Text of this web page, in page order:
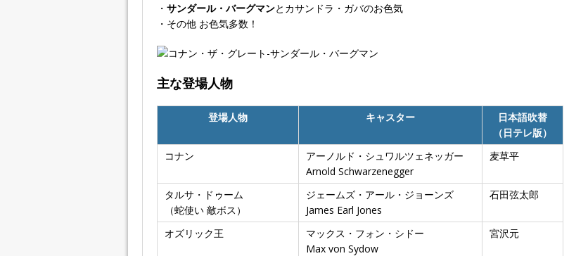
・ サンダール・バーグマンとカサンドラ・ガバのお色気
・その他 お色気多数！
主な登場人物
登場人物 キャスター
日本語吹替
（日テレ版）
コナン
アーノルド・シュワルツェネッガー
Arnold Schwarzenegger
麦草平
タルサ・ドゥーム
（蛇使い 敵ボス）
ジェームズ・アール・ジョーンズ
James Earl Jones
石田弦太郎
オズリック王
マックス・フォン・シドー
Max von Sydow
宮沢元